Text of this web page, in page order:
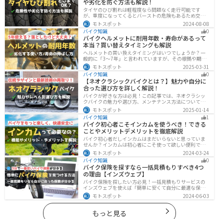
や劣化を防ぐ方法も解説！
タイヤのひび割れは軽程度なら問題なく走行可能です
が、重度になってくるとバーストの危険もあるため交換
が必要です。どの程度なら大丈夫なのか、タイヤのひび
割れを防ぐ方法などまとめました。快適安全にバイクに
乗るためにもしっかりとチェックしておきましょう。
モトスポット
2024-08-08
バイク知識
0
バイクヘルメットに耐用年数・寿命があるって
本当？買い替えタイミングも解説
ヘルメットの買い換えタイミングはいつでしょうか？一
般的に「3〜7年」と言われていますが、その根拠や期限
前でも早めに交換した方がいいケースを紹介します。安
全にバイクに乗るためにもヘルメットの寿命についてし
っかりと理解しておきましょう。
モトスポット
2025-03-31
バイク知識
0
【ネオクラシックバイクとは？】魅力や自分に
合った選び方を詳しく解説！
バイクが好きな方は必見！この記事では、ネオクラシッ
クバイクの魅力や選び方、メンテナンス方法について解
説しています。実はネオクラシックバイクは、見た目と
機能性の両方を求める人に最適なです。この記事を読め
ば、ネオクラシックバイクの魅力が理解できます。
モトスポット
2025-01-14
バイク知識
1
バイク初心者こそインカムを使うべき！できる
ことやメリットデメリットを徹底解説
バイク初心者だしインカムはまだいらないと思っていま
せんか？インカムは初心者にこそ使って欲しい便利で安
全に運転するための機器です。インカムでできることや
メリットデメリットなどまとめましたので、気になって
いる人はぜひ参考にしてください。
モトスポット
2024-03-24
バイク知識
0
バイク保険を探すなら一括見積もりすべき4つ
の理由【インズウェブ】
バイク保険を探したい方必見！一括見積もりサービスの
インズウェブを使えば「簡単に安くて自分に最適な保険
を3分で見つける」ことができます。最大5社のバイク保
険を一気に比べることができるので、探す手間と時間が
省けます。
モトスポット 2024-06-03
もっと見る